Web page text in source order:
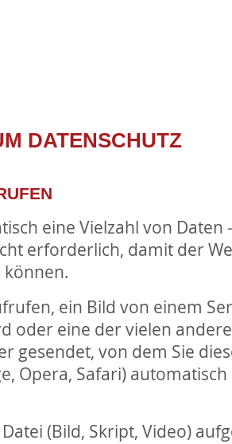
DATENSCHUTZ
eine Vielzahl von
erforderlich, damit der
können.
ein Bild von einem
oder eine der vielen
gesendet, von dem Sie
Opera, Safari)
(Bild, Skript, Video)